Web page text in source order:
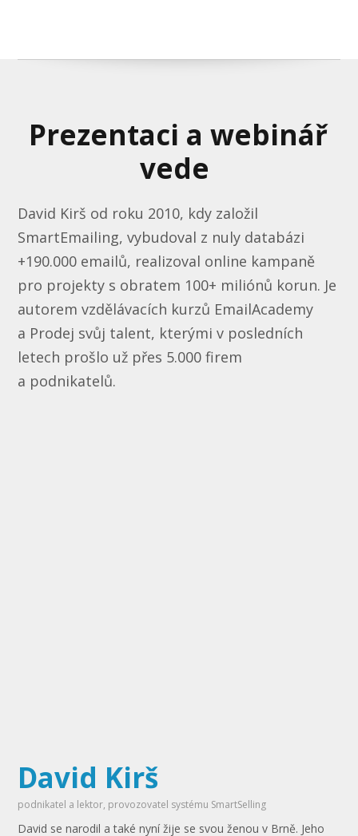
Prezentaci a webinář
vede
David Kirš od roku 2010, kdy založil
SmartEmailing, vybudoval z nuly databázi
+190.000 emailů, realizoval online kampaně
pro projekty s obratem 100+ miliónů korun. Je
autorem vzdělávacích kurzů EmailAcademy
a Prodej svůj talent, kterými v posledních
letech prošlo už přes 5.000 firem
a podnikatelů.
David Kirš
podnikatel a lektor, provozovatel systému SmartSelling
David se narodil a také nyní žije se svou ženou v Brně. Jeho